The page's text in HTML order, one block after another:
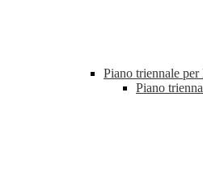
Piano triennale per
Piano